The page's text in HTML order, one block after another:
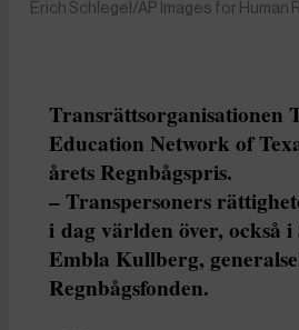
Erich Schlegel/AP Images for Human
Transrättsorganisationen
Education Network of
årets Regnbågspris.
– Transpersoners
i dag världen över, också i
Embla Kullberg,
Regnbågsfonden.